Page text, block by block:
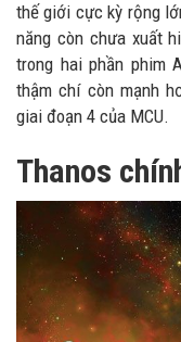
thế giới cực kỳ rộng
năng còn chưa xuất
trong hai phần phim
thậm chí còn mạnh
giai đoạn 4 của MCU.
Thanos